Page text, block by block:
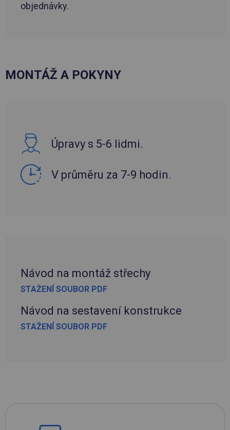
objednávky.
MONTÁŽ A POKYNY
Úpravy s 5-6 lidmi.
V průměru za 7-9 hodin.
Návod na montáž střechy
STAŽENÍ SOUBOR PDF
Návod na sestavení konstrukce
STAŽENÍ SOUBOR PDF